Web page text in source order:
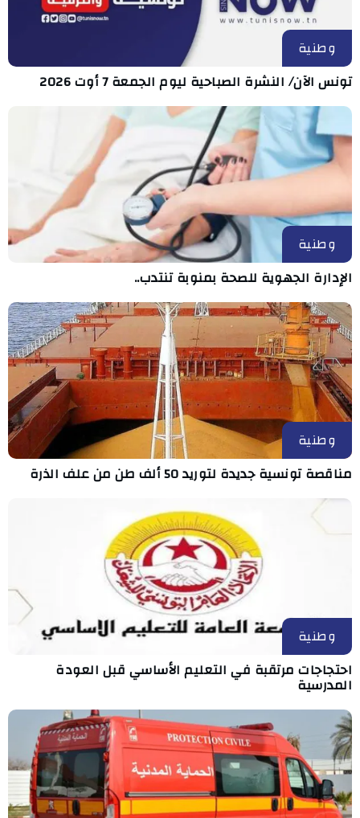
وطنية
تونس الآن/ النشرة الصباحية ليوم الجمعة 7 أوت 2026
وطنية
الإدارة الجهوية للصحة بمنوبة تنتدب..
وطنية
مناقصة تونسية جديدة لتوريد 50 ألف طن من علف الذرة
وطنية
احتجاجات مرتقبة في التعليم الأساسي قبل العودة
المدرسية